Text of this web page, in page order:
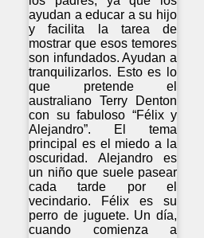
ayudan a educar a su hijo
y facilita la tarea de
mostrar que esos temores
son infundados. Ayudan a
tranquilizarlos. Esto es lo
que pretende el
australiano Terry Denton
con su fabuloso “Félix y
Alejandro”. El tema
principal es el miedo a la
oscuridad. Alejandro es
un niño que suele pasear
cada tarde por el
vecindario. Félix es su
perro de juguete. Un día,
cuando comienza a